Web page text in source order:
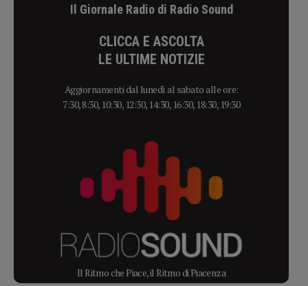
Il Giornale Radio di Radio Sound
CLICCA E ASCOLTA
LE ULTIME NOTIZIE
Aggiornamenti dal lunedì al sabato alle ore:
7:30, 8:30, 10:30, 12:30, 14:30, 16:30, 18:30, 19:30
Il Ritmo che Piace, il Ritmo di Piacenza